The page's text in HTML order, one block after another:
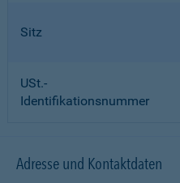
Sitz
USt.-
Identifikationsnummer
Adresse und Kontaktdaten